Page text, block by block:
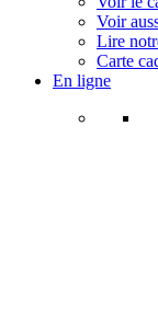
Voir
Lire
Carte
En ligne